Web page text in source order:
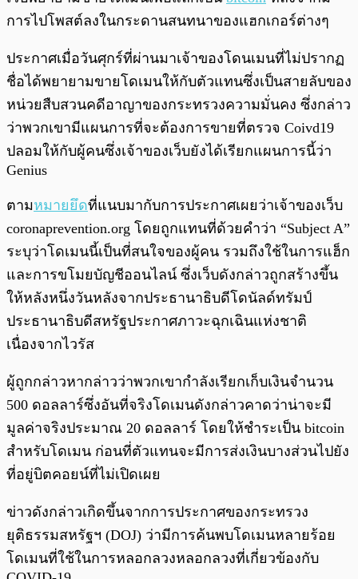
การไปโพสต์ลงในกระดานสนทนาของแฮกเกอร์ต่างๆ
ประกาศเมื่อวันศุกร์ที่ผ่านมาเจ้าของโดนเมนที่ไม่ปรากฏ
ชื่อได้พยายามขายโดเมนให้กับตัวแทนซึ่งเป็นสายลับของ
หน่วยสืบสวนคดีอาญาของกระทรวงความมั่นคง ซึ่งกล่าว
ว่าพวกเขามีแผนการที่จะต้องการขายที่ตรวจ Coivd19
ปลอมให้กับผู้คนซึ่งเจ้าของเว็บยังได้เรียกแผนการนี้ว่า
Genius
ตามหมายยึดที่แนบมากับการประกาศเผยว่าเจ้าของเว็บ
coronaprevention.org โดยถูกแทนที่ด้วยคำว่า “Subject A”
ระบุว่าโดเมนนี้เป็นที่สนใจของผู้คน รวมถึงใช้ในการแฮ็ก
และการขโมยบัญชีออนไลน์ ซึ่งเว็บดังกล่าวถูกสร้างขึ้น
ให้หลังหนึ่งวันหลังจากประธานาธิบดีโดนัลด์ทรัมป์
ประธานาธิบดีสหรัฐประกาศภาวะฉุกเฉินแห่งชาติ
เนื่องจากไวรัส
ผู้ถูกกล่าวหากล่าวว่าพวกเขากำลังเรียกเก็บเงินจำนวน
500 ดอลลาร์ซึ่งอันที่จริงโดเมนดังกล่าวคาดว่าน่าจะมี
มูลค่าจริงประมาณ 20 ดอลลาร์ โดยให้ชำระเป็น bitcoin
สำหรับโดเมน ก่อนที่ตัวแทนจะมีการส่งเงินบางส่วนไปยัง
ที่อยู่บิตคอยน์ที่ไม่เปิดเผย
ข่าวดังกล่าวเกิดขึ้นจากการประกาศของกระทรวง
ยุติธรรมสหรัฐฯ (DOJ) ว่ามีการค้นพบโดเมนหลายร้อย
โดเมนที่ใช้ในการหลอกลวงหลอกลวงที่เกี่ยวข้องกับ